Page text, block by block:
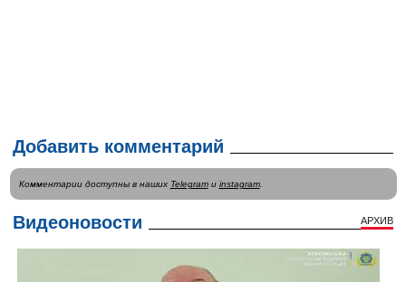
Добавить комментарий
Комментарии доступны в наших Telegramи instagram.
Видеоновости АРХИВ